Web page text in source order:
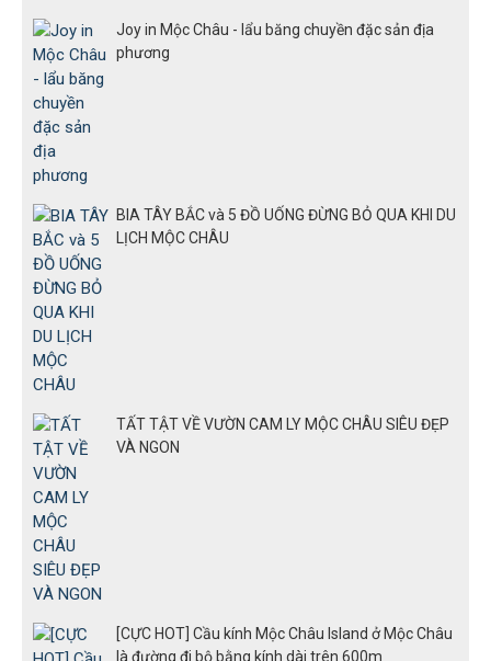
Joy in Mộc Châu - lẩu băng chuyền đặc sản địa
phương
BIA TÂY BẮC và 5 ĐỒ UỐNG ĐỪNG BỎ QUA KHI DU
LỊCH MỘC CHÂU
TẤT TẬT VỀ VƯỜN CAM LY MỘC CHÂU SIÊU ĐẸP
VÀ NGON
[CỰC HOT] Cầu kính Mộc Châu Island ở Mộc Châu
là đường đi bộ bằng kính dài trên 600m